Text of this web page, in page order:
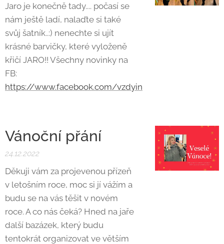
Jaro je konečně tady.... počasí se
nám ještě ladí, nalaďte si také
svůj šatník..:) nenechte si ujít
krásné barvičky, které vyloženě
křičí JARO!! Všechny novinky na
FB:
https://www.facebook.com/vzdyin
Vánoční přání
24.12.2022
Děkuji vám za projevenou přízeň
v letošním roce, moc si jí vážím a
budu se na vás těšit v novém
roce. A co nás čeká? Hned na jaře
další bazázek, který budu
tentokrát organizovat ve větším